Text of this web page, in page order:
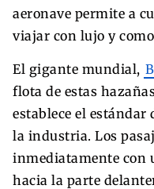
aeronave permite a
viajar con lujo y
El gigante mundial,
flota de estas
establece el estándar
la industria. Los
inmediatamente con
hacia la parte